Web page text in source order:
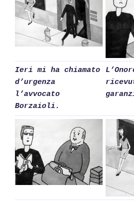
Ieri mi ha chiamato
d’urgenza
l’avvocato
Borzaioli.